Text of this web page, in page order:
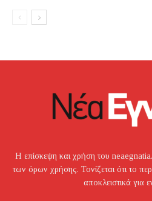
Η επίσκεψη και χρήση του
των όρων χρήσης. Τονίζεται ότι το
αποκλειστικά για